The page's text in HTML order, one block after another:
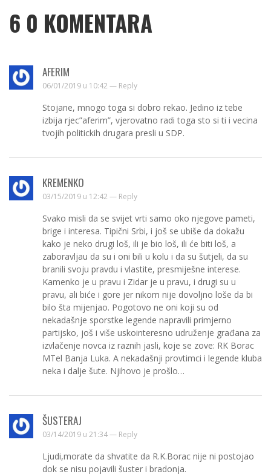
6 0 KOMENTARA
AFERIM
06/01/2019 u 10:42 — Reply
Stojane, mnogo toga si dobro rekao. Jedino iz tebe
izbija rjec”aferim”, vjerovatno radi toga sto si ti i vecina
tvojih politickih drugara presli u SDP.
KREMENKO
03/15/2019 u 12:42 — Reply
Svako misli da se svijet vrti samo oko njegove pameti,
brige i interesa. Tipični Srbi, i još se ubiše da dokažu
kako je neko drugi loš, ili je bio loš, ili će biti loš, a
zaboravljau da su i oni bili u kolu i da su šutjeli, da su
branili svoju pravdu i vlastite, presmiješne interese.
Kamenko je u pravu i Zidar je u pravu, i drugi su u
pravu, ali biće i gore jer nikom nije dovoljno loše da bi
bilo šta mijenjao. Pogotovo ne oni koji su od
nekadašnje sporstke legende napravili primjerno
partijsko, još i više uskointeresno udruženje građana za
izvlačenje novca iz raznih jasli, koje se zove: RK Borac
MTel Banja Luka. A nekadašnji provtimci i legende kluba
neka i dalje šute. Njihovo je prošlo…
ŠUSTERAJ
03/14/2019 u 21:34 — Reply
Ljudi,morate da shvatite da R.K.Borac nije ni postojao
dok se nisu pojavili šuster i bradonja.